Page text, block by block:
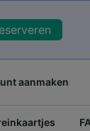
aanmaken